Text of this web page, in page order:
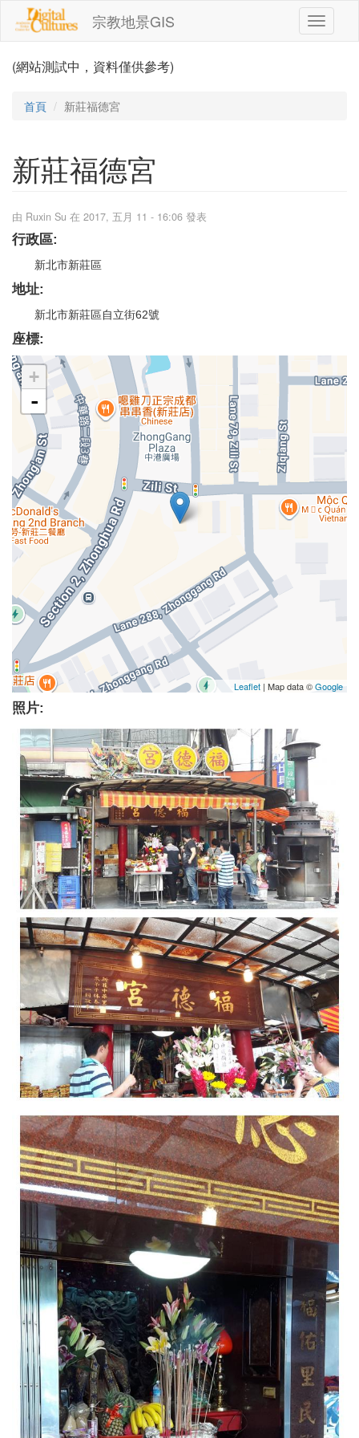
移至主內容
宗教地景GIS
Toggle
(網站測試中，資料僅供參考)
首頁 新莊福德宮
新莊福德宮
由 Ruxin Su 在 2017, 五月 11 - 16:06 發表
行政區:
新北市新莊區
地址:
新北市新莊區自立街62號
座標:
+
-
Leaflet | Map data ©Google
照片: